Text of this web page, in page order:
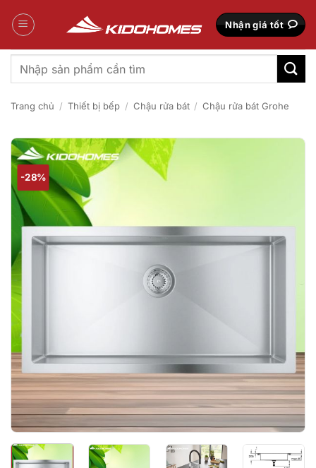
qua
Nhận giá tốt
Tìm
kiếm:
Trang chủ / Thiết bị bếp / Chậu rửa bát / Chậu rửa bát Grohe
-28%